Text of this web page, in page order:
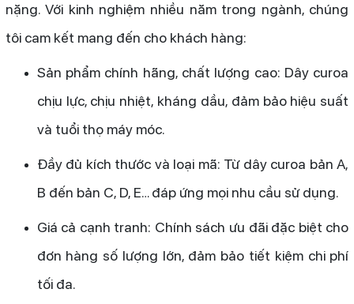
nặng. Với kinh nghiệm nhiều năm trong ngành, chúng
tôi cam kết mang đến cho khách hàng:
Sản phẩm chính hãng, chất lượng cao: Dây curoa
chịu lực, chịu nhiệt, kháng dầu, đảm bảo hiệu suất
và tuổi thọ máy móc.
Đầy đủ kích thước và loại mã: Từ dây curoa bản A,
B đến bản C, D, E… đáp ứng mọi nhu cầu sử dụng.
Giá cả cạnh tranh: Chính sách ưu đãi đặc biệt cho
đơn hàng số lượng lớn, đảm bảo tiết kiệm chi phí
tối đa.